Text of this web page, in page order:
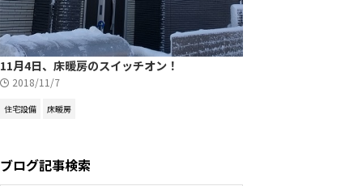
11月4日、床暖房のスイッチオン！
2018/11/7
住宅設備 床暖房
ブログ記事検索